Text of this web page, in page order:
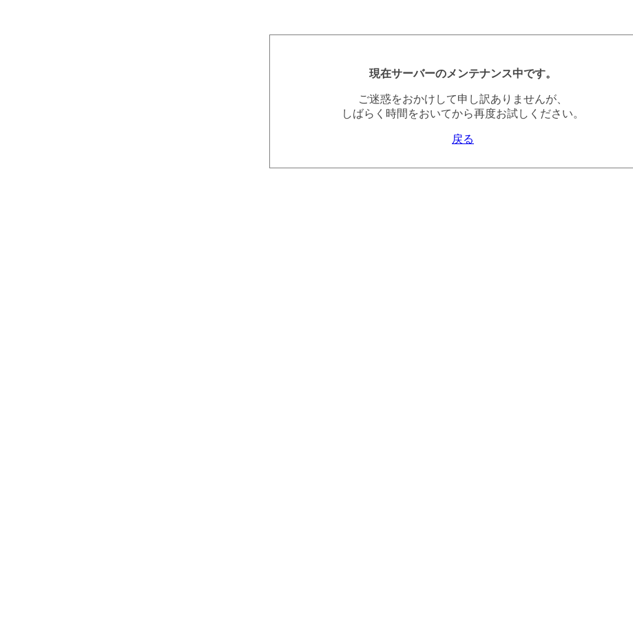
現在サーバーのメンテナンス中です。
ご迷惑をおかけして申し訳ありませんが、
しばらく時間をおいてから再度お試しください。
戻る